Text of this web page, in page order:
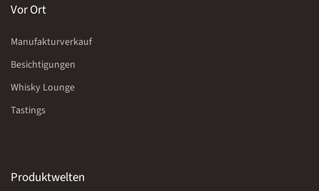
Vor Ort
Manufakturverkauf
Besichtigungen
Whisky Lounge
Tastings
Produktwelten